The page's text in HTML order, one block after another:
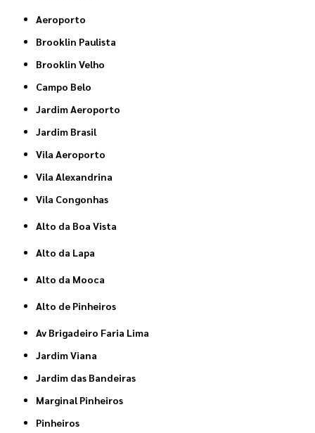
Aeroporto
Brooklin Paulista
Brooklin Velho
Campo Belo
Jardim Aeroporto
Jardim Brasil
Vila Aeroporto
Vila Alexandrina
Vila Congonhas
Alto da Boa Vista
Alto da Lapa
Alto da Mooca
Alto de Pinheiros
Av Brigadeiro Faria Lima
Jardim Viana
Jardim das Bandeiras
Marginal Pinheiros
Pinheiros